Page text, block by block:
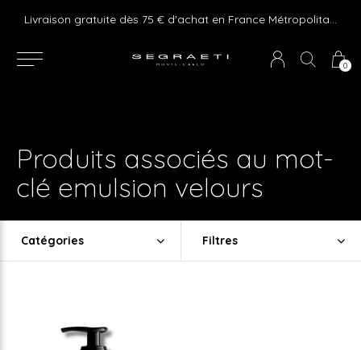
0
Livraison gratuite dès 75 € d'achat en France Métropolitaine et Monaco (hors mobilier)
Produits associés au mot-
clé emulsion velours
Catégories Filtres